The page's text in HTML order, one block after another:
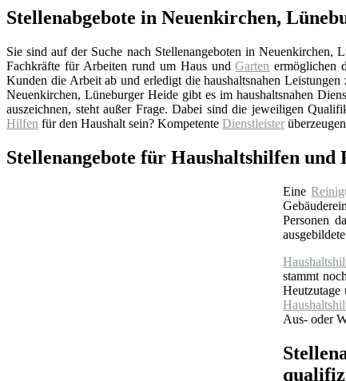
Stellenabgebote in Neuenkirchen,
Sie sind auf der Suche nach Stellenangeboten in
Fachkräfte für Arbeiten rund um Haus undGarten ermöglichen
Kunden die Arbeit ab und erledigt die haushaltsnahen
Neuenkirchen, Lüneburger Heide gibt es im haushaltsnahen
auszeichnen, steht außer Frage. Dabei sind die jeweiligen
Hilfen für den Haushalt sein? Kompetente Dienstleister
Stellenangebote für Haushaltshilfen
Eine
Personen
ausgebildete
stammt
Heutzutage
Aus- oder